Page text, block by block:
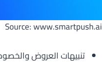
Source: www.smartpush.ai